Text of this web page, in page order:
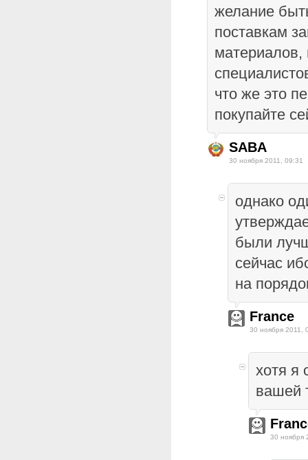
желание
поставкам
что же это
покупайте
SABA
30 ноября 2011, 09:31
однако
были
сейчас
на
France
30 ноября 2011,
хотя я
вашей
30 ноября